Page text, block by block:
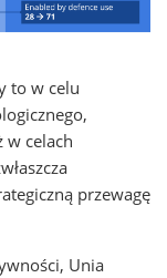
to w celu
w celach
przewagę
Unia